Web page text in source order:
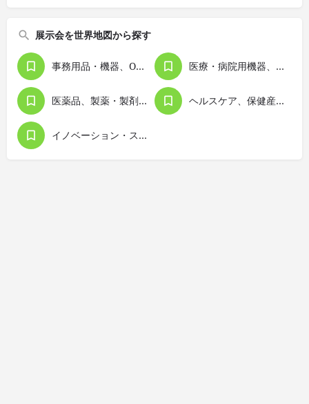
展示会を世界地図から探す
事務用品・機器、OA機器 医療・病院用機器、医療技術
医薬品、製薬・製剤、薬学 ヘルスケア、保健産業、保健用品
イノベーション・スタートアップ